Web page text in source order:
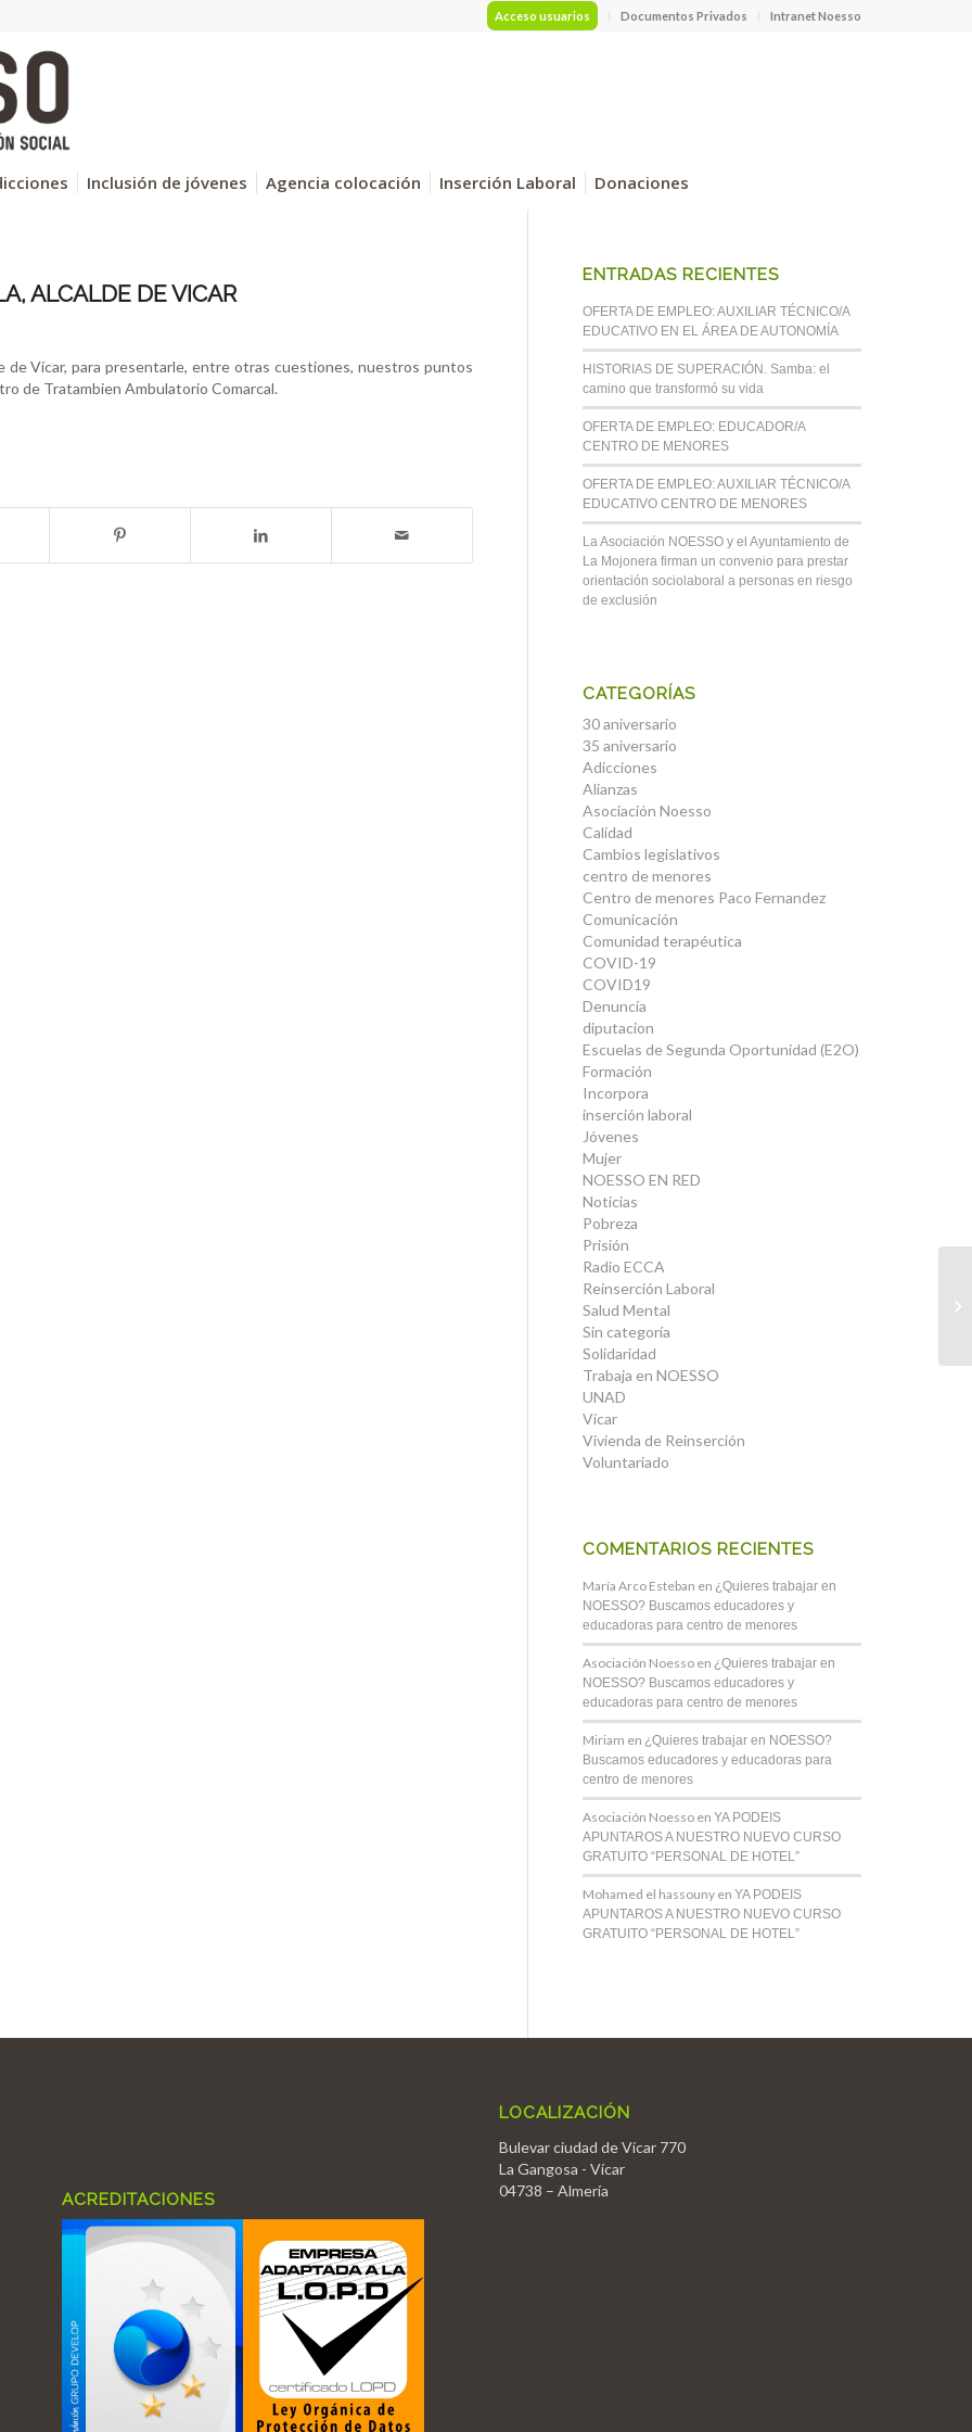
Acceso usuarios Documentos Privados Intranet Noesso
Inclusión de jóvenes Agencia colocación Inserción Laboral Donaciones
ALCALDE DE VICAR
de Vícar, para presentarle, entre otras cuestiones, nuestros puntos
de Tratambien Ambulatorio Comarcal.
ENTRADAS RECIENTES
OFERTA DE EMPLEO: AUXILIAR TÉCNICO/A
EDUCATIVO EN EL ÁREA DE AUTONOMÍA
HISTORIAS DE SUPERACIÓN. Samba: el
camino que transformó su vida
OFERTA DE EMPLEO: EDUCADOR/A
CENTRO DE MENORES
OFERTA DE EMPLEO: AUXILIAR TÉCNICO/A
EDUCATIVO CENTRO DE MENORES
La Asociación NOESSO y el Ayuntamiento de
La Mojonera firman un convenio para prestar
orientación sociolaboral a personas en riesgo
de exclusión
CATEGORÍAS
30 aniversario
35 aniversario
Adicciones
Alianzas
Asociación Noesso
Calidad
Cambios legislativos
centro de menores
Centro de menores Paco Fernandez
Comunicación
Comunidad terapéutica
COVID-19
COVID19
Denuncia
diputacion
Escuelas de Segunda Oportunidad (E2O)
Formación
Incorpora
inserción laboral
Jóvenes
Mujer
NOESSO EN RED
Noticias
Pobreza
Prisión
Radio ECCA
Reinserción Laboral
Salud Mental
Sin categoría
Solidaridad
Trabaja en NOESSO
UNAD
Vícar
Vivienda de Reinserción
Voluntariado
COMENTARIOS RECIENTES
María Arco Esteban en ¿Quieres trabajar en
NOESSO? Buscamos educadores y
educadoras para centro de menores
Asociación Noesso en ¿Quieres trabajar en
NOESSO? Buscamos educadores y
educadoras para centro de menores
Miriam en ¿Quieres trabajar en NOESSO?
Buscamos educadores y educadoras para
centro de menores
Asociación Noesso enYA PODEIS
APUNTAROS A NUESTRO NUEVO CURSO
GRATUITO “PERSONAL DE HOTEL”
Mohamed el hassouny enYA PODEIS
APUNTAROS A NUESTRO NUEVO CURSO
GRATUITO “PERSONAL DE HOTEL”
ACREDITACIONES
LOCALIZACIÓN
Bulevar ciudad de Vícar 770
La Gangosa - Vícar
04738 – Almería